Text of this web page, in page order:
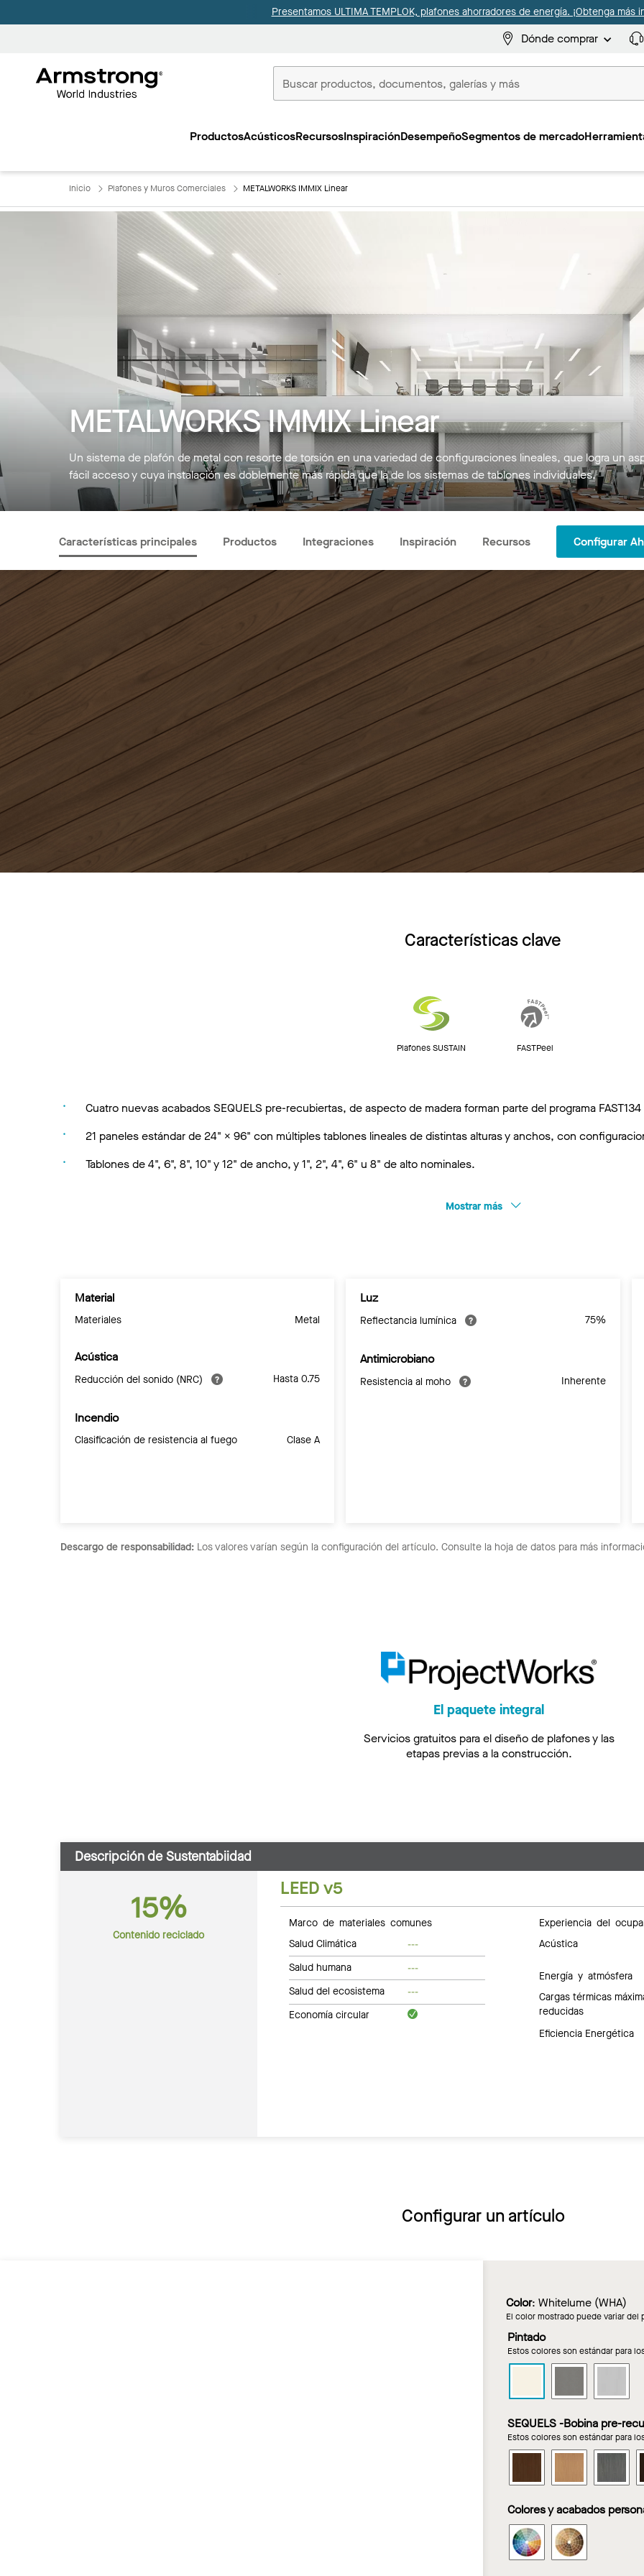
Presentamos ULTIMA TEMPLOK, plafones ahorradores de energía. ¡Obtenga más
Dónde comprar
Inicio
ProductosAcústicosRecursosInspiraciónDesempeñoSegmentos de mercado
Inicio Plafones y Muros Comerciales METALWORKS IMMIX Linear
METALWORKS IMMIX Linear
Un sistema de plafón de metal con resorte de torsión en una variedad de configuraciones lineales, que logra un
fácil acceso y cuya instalación es doblemente más rápida que la de los sistemas de tablones individuales.
Características principales Productos Integraciones Inspiración Recursos Configurar
Características clave
Plafones SUSTAIN FASTPeel
Cuatro nuevas acabados SEQUELS pre-recubiertas, de aspecto de madera forman parte del programa FAST134
21 paneles estándar de 24" × 96" con múltiples tablones lineales de distintas alturas y anchos, con
Tablones de 4", 6", 8", 10" y 12" de ancho, y 1", 2", 4", 6" u 8" de alto nominales.
Mostrar más
Material
Materiales Metal
Acústica
Reducción del sonido (NRC) Hasta 0.75
Incendio
Clasificación de resistencia al fuego Clase A
Luz
Reflectancia lumínica 75%
Antimicrobiano
Resistencia al moho Inherente
Descargo de responsabilidad: Los valores varían según la configuración del artículo. Consulte la hoja de datos para más
El paquete integral
Servicios gratuitos para el diseño de plafones y las
etapas previas a la construcción.
Descripción de Sustentabiidad
15%
Contenido reciclado
LEED v5
Marco de materiales comunes
Salud Climática
---
Salud humana
---
Salud del ecosistema
---
Economía circular
Experiencia del
Acústica
Energía y atmósfera
Cargas térmicas
reducidas
Eficiencia Energética
Configurar un artículo
Color: Whitelume (WHA)
El color mostrado puede variar del
Pintado
Estos colores son estándar para
IMMIX
en
Whitelume
IMMIX
en
Gun
Metal
en
SEQUELS -Bobina pre-
Estos colores son estándar para
IMMIX
en
Cape
May
Cherry
IMMIX
en
La
Oak
en
Colores y acabados
METALWORKS
IMMIX